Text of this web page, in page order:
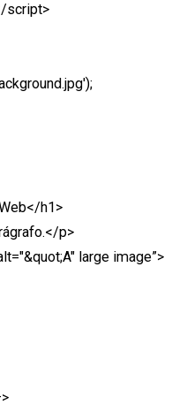
script>
h1>
p>
large image”>